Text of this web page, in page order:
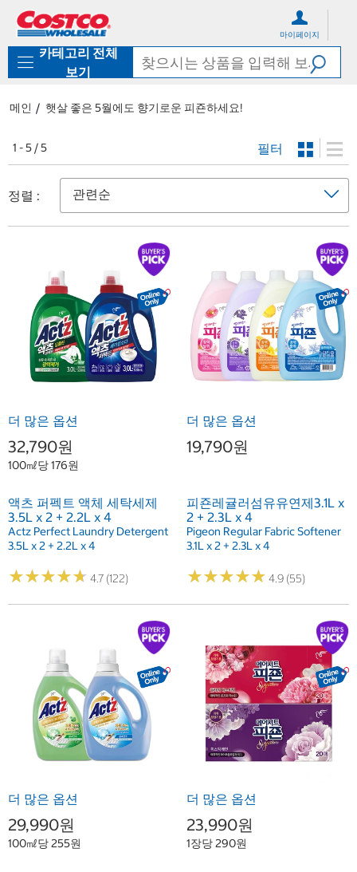
로
기
가
마이페이지
카테고리 전체
보기
메인 햇살 좋은 5월에도 향기로운 피죤하세요!
1 - 5 / 5 필터
정렬 :
더 많은 옵션
32,790원
100㎖당 176원
액츠 퍼펙트 액체 세탁세제
3.5L x 2 + 2.2L x 4
Actz Perfect Laundry Detergent
3.5L x 2 + 2.2L x 4
★★★★★
★★★★★ 4.7 (122)
더 많은 옵션
19,790원
피죤레귤러섬유유연제3.1L x
2 + 2.3L x 4
Pigeon Regular Fabric Softener
3.1L x 2 + 2.3L x 4
★★★★★
★★★★★ 4.9 (55)
더 많은 옵션
29,990원
100㎖당 255원
더 많은 옵션
23,990원
1장당 290원